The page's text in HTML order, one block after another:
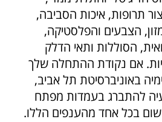
תרופות, איכות הסביבה,
הצבעים והפלסטיקה,
הסוללות ותאי הדלק
אם נקודת ההתחלה שלך
באוניברסיטת תל אביב,
להתברג בעמדות מפתח
בכל אחד מהענפים הללו.